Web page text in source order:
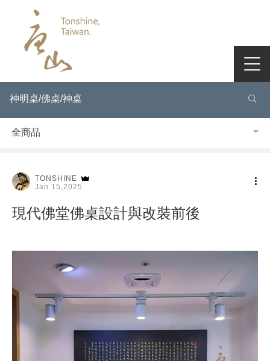
神明桌/佛桌/神桌
全商品
TONSHINE
Jan 15,2025
現代佛堂佛桌設計與改裝前後